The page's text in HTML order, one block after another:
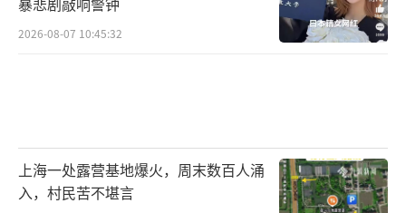
张、焦虑、疲惫等等“应激”状态时。
屏息或浅呼吸，这就会让我们的身体处于一种
缺氧状态。
2026-08-07 10:45:32
上海一处露营基地爆火，周末数百人涌
入，村民苦不堪言